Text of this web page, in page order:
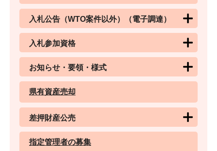
入札公告（WTO案件以外）（電子調達）
入札参加資格
お知らせ・要領・様式
県有資産売却
差押財産公売
指定管理者の募集